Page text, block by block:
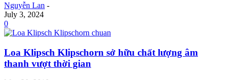
Nguyễn Lan -
July 3, 2024
0
Loa Klipsch Klipschorn sở hữu chất lượng âm
thanh vượt thời gian